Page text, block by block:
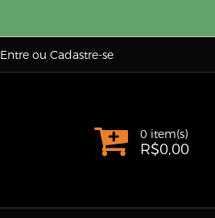
Entre ou Cadastre-se
0 item(s)
R$0,00